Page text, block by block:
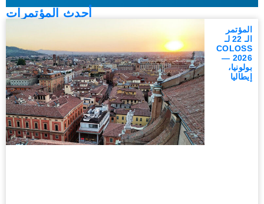
أحدث المؤتمرات
المؤتمر
الـ 22 لـ
COLOSS
2026 —
بولونيا،
إيطاليا